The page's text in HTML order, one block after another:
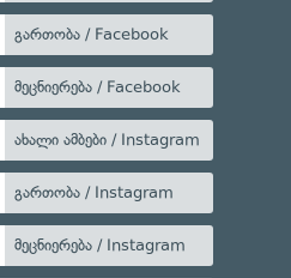
გართობა / Facebook
მეცნიერება / Facebook
ახალი ამბები / Instagram
გართობა / Instagram
მეცნიერება / Instagram